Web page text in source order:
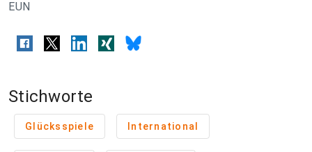
EUN
Stichworte
Glücksspiele International